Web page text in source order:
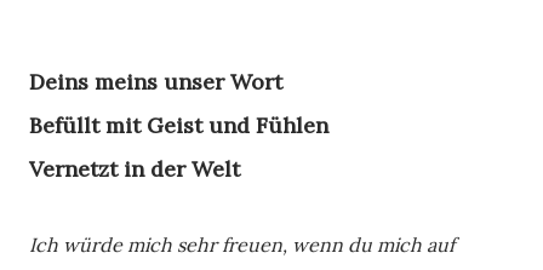
Deins meins unser Wort
Befüllt mit Geist und Fühlen
Vernetzt in der Welt
Ich würde mich sehr freuen, wenn du mich auf